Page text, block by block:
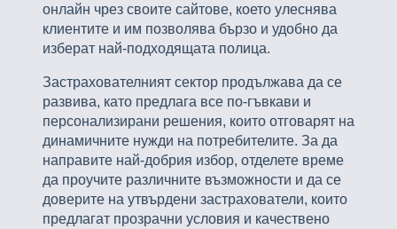
онлайн чрез своите сайтове, което улеснява
клиентите и им позволява бързо и удобно да
изберат най-подходящата полица.
Застрахователният сектор продължава да се
развива, като предлага все по-гъвкави и
персонализирани решения, които отговарят на
динамичните нужди на потребителите. За да
направите най-добрия избор, отделете време
да проучите различните възможности и да се
доверите на утвърдени застрахователи, които
предлагат прозрачни условия и качествено